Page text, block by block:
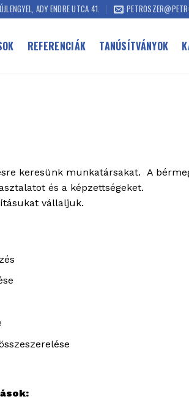
ADY ENDRE UTCA 41.
REFERENCIÁK TANÚSÍTVÁNYOK
keresünk munkatársakat. A
és a képzettségeket.
vállaljuk.